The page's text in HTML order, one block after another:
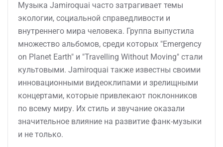
Музыка Jamiroquai часто затрагивает темы
экологии, социальной справедливости и
внутреннего мира человека. Группа выпустила
множество альбомов, среди которых "Emergency
on Planet Earth" и "Travelling Without Moving" стали
культовыми. Jamiroquai также известны своими
инновационными видеоклипами и зрелищными
концертами, которые привлекают поклонников
по всему миру. Их стиль и звучание оказали
значительное влияние на развитие фанк-музыки
и не только.